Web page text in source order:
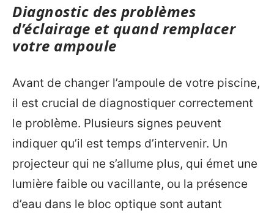
Diagnostic des problèmes
d’éclairage et quand remplacer
votre ampoule
Avant de changer l’ampoule de votre piscine,
il est crucial de diagnostiquer correctement
le problème. Plusieurs signes peuvent
indiquer qu’il est temps d’intervenir. Un
projecteur qui ne s’allume plus, qui émet une
lumière faible ou vacillante, ou la présence
d’eau dans le bloc optique sont autant